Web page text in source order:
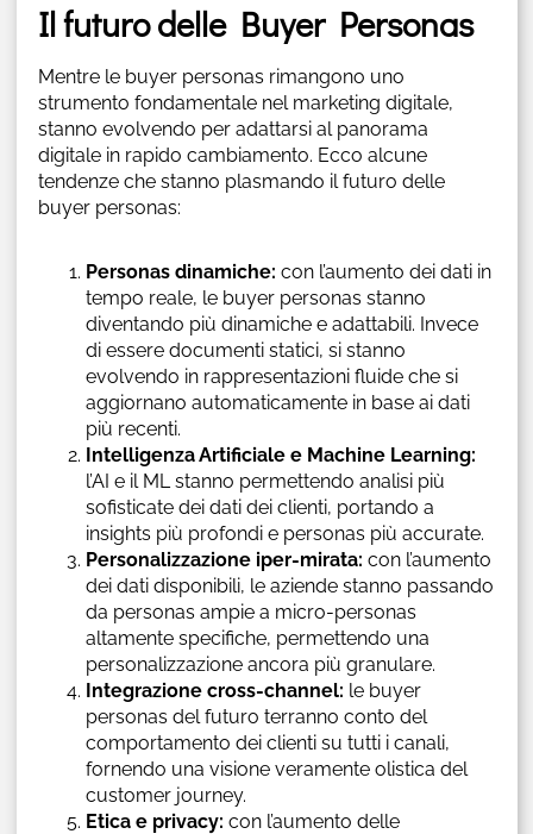
Il futuro delle Buyer Personas
Mentre le buyer personas rimangono uno
strumento fondamentale nel marketing digitale,
stanno evolvendo per adattarsi al panorama
digitale in rapido cambiamento. Ecco alcune
tendenze che stanno plasmando il futuro delle
buyer personas:
Personas dinamiche: con l’aumento dei dati in
tempo reale, le buyer personas stanno
diventando più dinamiche e adattabili. Invece
di essere documenti statici, si stanno
evolvendo in rappresentazioni fluide che si
aggiornano automaticamente in base ai dati
più recenti.
Intelligenza Artificiale e Machine Learning:
l’AI e il ML stanno permettendo analisi più
sofisticate dei dati dei clienti, portando a
insights più profondi e personas più accurate.
Personalizzazione iper-mirata: con l’aumento
dei dati disponibili, le aziende stanno passando
da personas ampie a micro-personas
altamente specifiche, permettendo una
personalizzazione ancora più granulare.
Integrazione cross-channel: le buyer
personas del futuro terranno conto del
comportamento dei clienti su tutti i canali,
fornendo una visione veramente olistica del
customer journey.
Etica e privacy: con l’aumento delle